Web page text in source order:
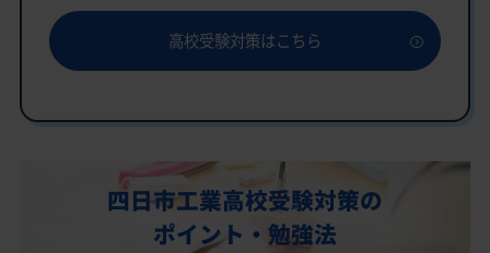
四日市工業高校受験専門のオンライン家庭教師「い
つでもクイック指導」もご用意
四日市工業高校の特徴
部活動
四日市工業高校の偏差値
高校受験対策はこちら
四日市工業高校受験対策の
ポイント・勉強法